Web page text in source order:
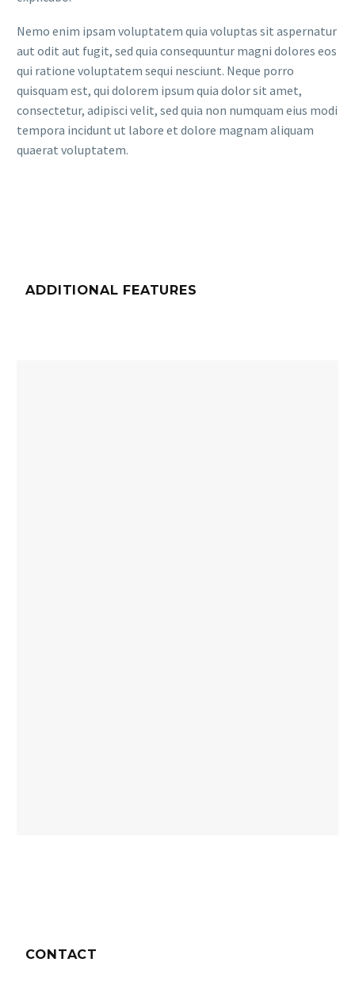
Nemo enim ipsam voluptatem quia voluptas sit aspernatur
aut odit aut fugit, sed quia consequuntur magni dolores eos
qui ratione voluptatem sequi nesciunt. Neque porro
quisquam est, qui dolorem ipsum quia dolor sit amet,
consectetur, adipisci velit, sed quia non numquam eius modi
tempora incidunt ut labore et dolore magnam aliquam
quaerat voluptatem.
ADDITIONAL FEATURES
CONTACT